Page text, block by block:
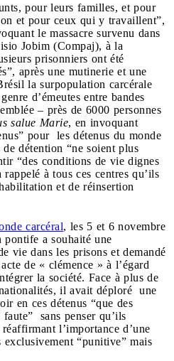
pour leurs familles, et pour
et pour ceux qui y travaillent”,
le massacre survenu dans
Jobim (Compaj), à la
prisonniers ont été
après une mutinerie et une
la surpopulation carcérale
d’émeutes entre bandes
– près de 6000 personnes
salue Marie, en invoquant
pour les détenus du monde
détention “ne soient plus
“des conditions de vie dignes
rappelé à tous ces centres qu’ils
et de réinsertion
carcéral, les 5 et 6 novembre
a souhaité une
vie dans les prisons et demandé
de « clémence » à l’égard
la société. Face à plus de
il avait déploré une
en ces détenus “que des
sans penser qu’ils
l’importance d’une
“punitive” mais